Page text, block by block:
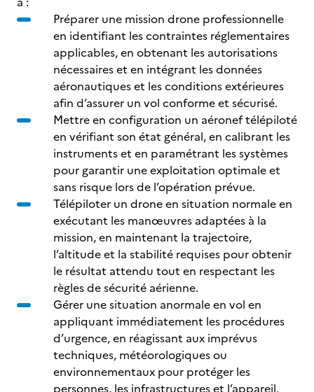
Préparer une mission drone professionnelle
en identifiant les contraintes réglementaires
applicables, en obtenant les autorisations
nécessaires et en intégrant les données
aéronautiques et les conditions extérieures
afin d’assurer un vol conforme et sécurisé.
Mettre en configuration un aéronef télépiloté
en vérifiant son état général, en calibrant les
instruments et en paramétrant les systèmes
pour garantir une exploitation optimale et
sans risque lors de l’opération prévue.
Télépiloter un drone en situation normale en
exécutant les manœuvres adaptées à la
mission, en maintenant la trajectoire,
l’altitude et la stabilité requises pour obtenir
le résultat attendu tout en respectant les
règles de sécurité aérienne.
Gérer une situation anormale en vol en
appliquant immédiatement les procédures
d’urgence, en réagissant aux imprévus
techniques, météorologiques ou
environnementaux pour protéger les
personnes, les infrastructures et l’appareil.